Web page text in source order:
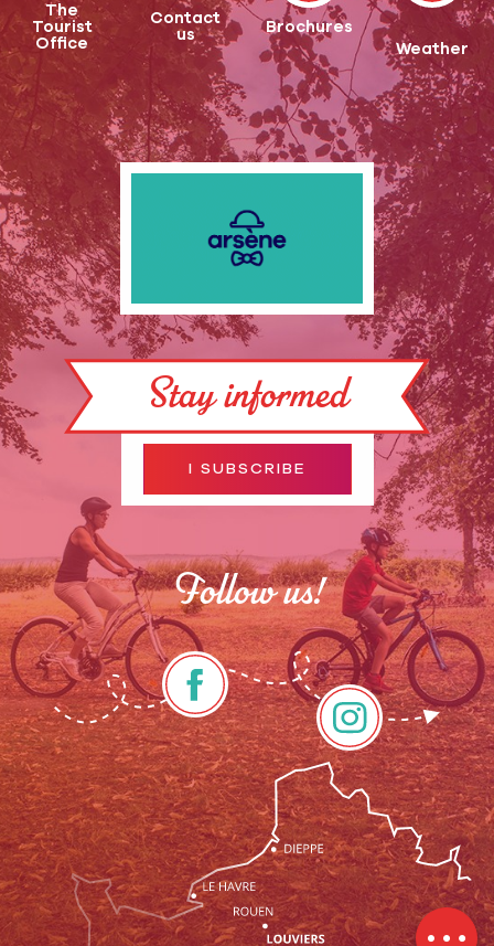
Description
Services
Contact by
email
The
Tourist
Office
Contact
us
Brochures
Weather
Stay informed
I SUBSCRIBE
Follow us!